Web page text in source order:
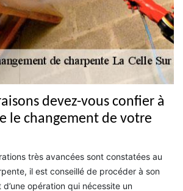
devez-vous confier à
le changement de votre
très avancées sont constatées au
il est conseillé de procéder à son
d’une opération qui nécessite un